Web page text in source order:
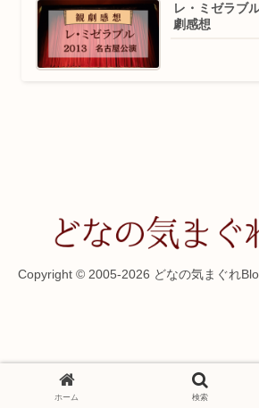
レ・ミゼラ
劇感想
Copyright © 2005-2026 どなの気まぐれ
ホーム 検索